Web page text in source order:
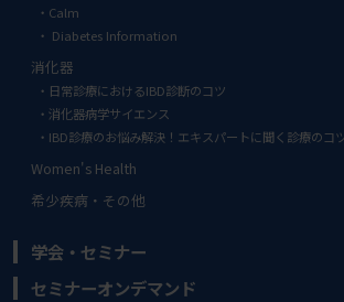
Calm
Diabetes Information
消化器
日常診療におけるIBD診断のコツ
消化器病学サイエンス
IBD診療のお悩み解決！エキスパートに聞く診療のコ
Women's Health
希少疾病・その他
学会・セミナー
セミナーオンデマンド